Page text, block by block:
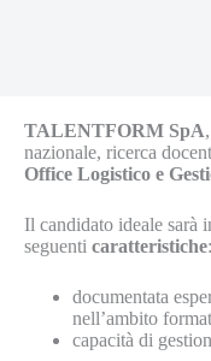
TALENTFORM SpA
nazionale, ricerca
Office Logistico e
Il candidato ideale sarà
seguenti caratteristiche:
documentata
nell’ambito
capacità di